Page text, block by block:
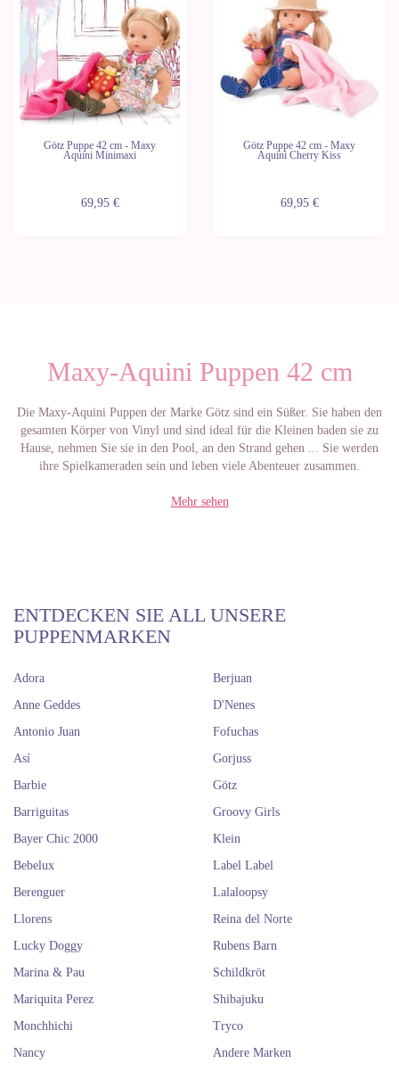
Götz Puppe 42 cm - Maxy
Aquini Minimaxi
69,95 €
Götz Puppe 42 cm - Maxy
Aquini Cherry Kiss
69,95 €
Maxy-Aquini Puppen 42 cm
Die Maxy-Aquini Puppen der Marke Götz sind ein Süßer. Sie haben den
gesamten Körper von Vinyl und sind ideal für die Kleinen baden sie zu
Hause, nehmen Sie sie in den Pool, an den Strand gehen ... Sie werden
ihre Spielkameraden sein und leben viele Abenteuer zusammen.
Mehr sehen
ENTDECKEN SIE ALL UNSERE
PUPPENMARKEN
Adora
Anne Geddes
Antonio Juan
Así
Barbie
Barriguitas
Bayer Chic 2000
Bebelux
Berenguer
Berjuan
D'Nenes
Fofuchas
Gorjuss
Götz
Groovy Girls
Klein
Label Label
Lalaloopsy
Llorens
Lucky Doggy
Marina & Pau
Mariquita Perez
Monchhichi
Nancy
Reina del Norte
Rubens Barn
Schildkröt
Shibajuku
Tryco
Andere Marken